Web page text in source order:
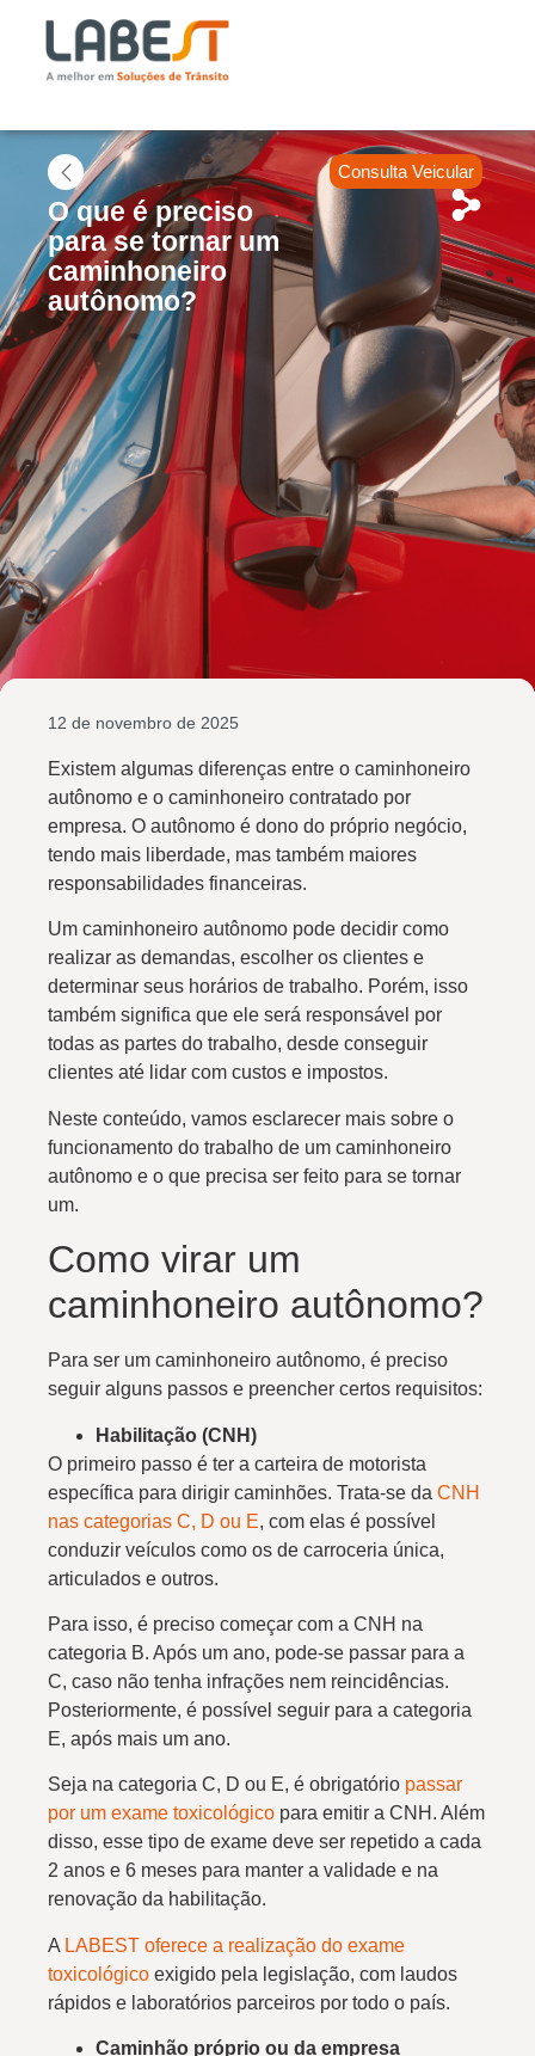
O que é preciso
para se tornar um
caminhoneiro
autônomo?
Consulta Veicular
12 de novembro de 2025
Existem algumas diferenças entre o caminhoneiro
autônomo e o caminhoneiro contratado por
empresa. O autônomo é dono do próprio negócio,
tendo mais liberdade, mas também maiores
responsabilidades financeiras.
Um caminhoneiro autônomo pode decidir como
realizar as demandas, escolher os clientes e
determinar seus horários de trabalho. Porém, isso
também significa que ele será responsável por
todas as partes do trabalho, desde conseguir
clientes até lidar com custos e impostos.
Neste conteúdo, vamos esclarecer mais sobre o
funcionamento do trabalho de um caminhoneiro
autônomo e o que precisa ser feito para se tornar
um.
Como virar um
caminhoneiro autônomo?
Para ser um caminhoneiro autônomo, é preciso
seguir alguns passos e preencher certos requisitos:
Habilitação (CNH)
O primeiro passo é ter a carteira de motorista
específica para dirigir caminhões. Trata-se da CNH
nas categorias C, D ou E, com elas é possível
conduzir veículos como os de carroceria única,
articulados e outros.
Para isso, é preciso começar com a CNH na
categoria B. Após um ano, pode-se passar para a
C, caso não tenha infrações nem reincidências.
Posteriormente, é possível seguir para a categoria
E, após mais um ano.
Seja na categoria C, D ou E, é obrigatório passar
por um exame toxicológico para emitir a CNH. Além
disso, esse tipo de exame deve ser repetido a cada
2 anos e 6 meses para manter a validade e na
renovação da habilitação.
A LABEST oferece a realização do exame
toxicológico exigido pela legislação, com laudos
rápidos e laboratórios parceiros por todo o país.
Caminhão próprio ou da empresa